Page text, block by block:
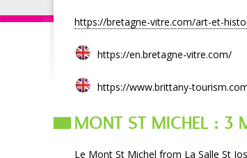
https://bretagne-vitre.com/art-et-
https://en.bretagne-vitre.com/
https://www.brittany-
MONT ST MICHEL : 3
Le Mont St Michel from La Salle St